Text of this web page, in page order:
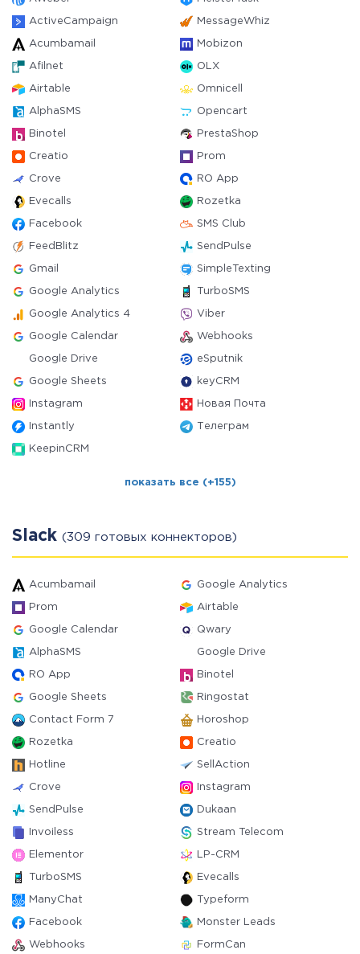
ActiveCampaign MessageWhiz
Acumbamail Mobizon
Afilnet OLX
Airtable Omnicell
AlphaSMS Opencart
Binotel PrestaShop
Creatio Prom
Crove RO App
Evecalls Rozetka
Facebook SMS Club
FeedBlitz SendPulse
Gmail SimpleTexting
Google Analytics TurboSMS
Google Analytics 4 Viber
Google Calendar Webhooks
Google Drive eSputnik
Google Sheets keyCRM
Instagram Новая Почта
Instantly Телеграм
KeepinCRM
показать все (+155)
Slack (309 готовых коннекторов)
Acumbamail Google Analytics
Prom Airtable
Google Calendar Qwary
AlphaSMS Google Drive
RO App Binotel
Google Sheets Ringostat
Contact Form 7 Horoshop
Rozetka Creatio
Hotline SellAction
Crove Instagram
SendPulse Dukaan
Invoiless Stream Telecom
Elementor LP-CRM
TurboSMS Evecalls
ManyChat Typeform
Facebook Monster Leads
Webhooks FormCan